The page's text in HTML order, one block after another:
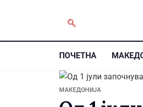
ПОЧЕТНА
МАКЕДОНИЈА